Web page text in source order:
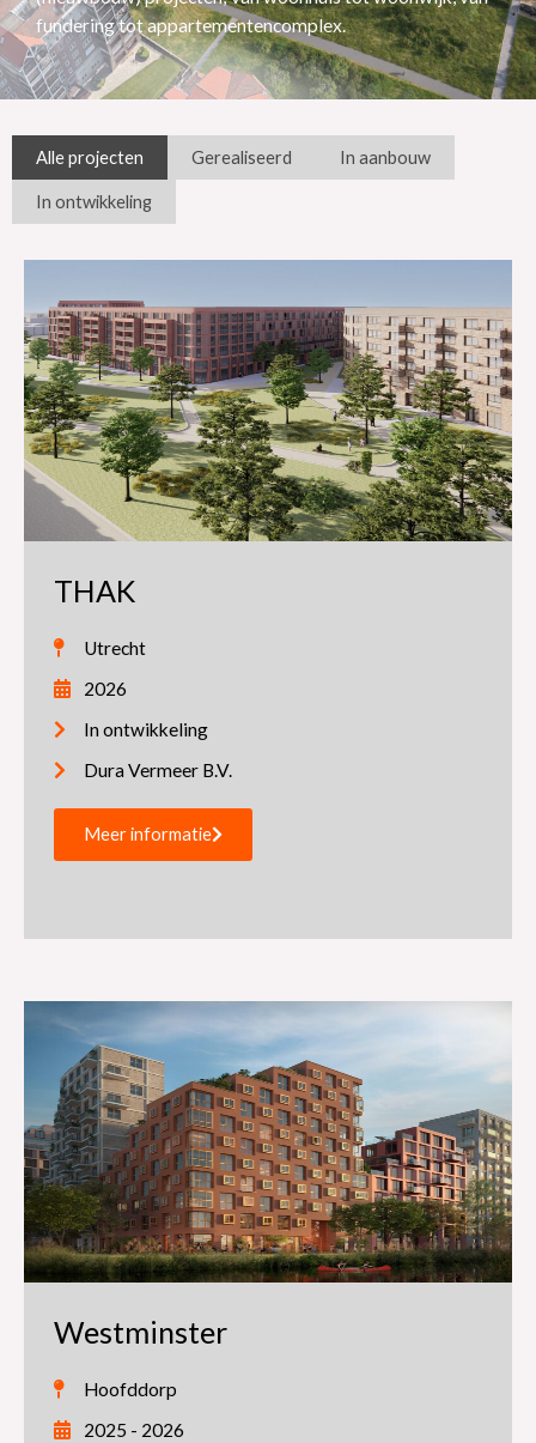
fundering tot appartementencomplex.
Gerealiseerd In aanbouw
In ontwikkeling
Alle projecten
THAK
Utrecht
2026
In ontwikkeling
Dura Vermeer B.V.
Meer informatie
Westminster
Hoofddorp
2025 - 2026